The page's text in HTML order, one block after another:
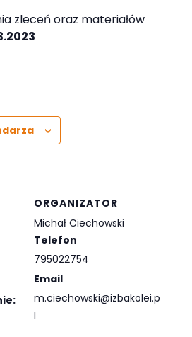
zleceń oraz materiałów
ORGANIZATOR
Michał Ciechowski
Telefon
795022754
Email
m.ciechowski@izbakolei.p
l